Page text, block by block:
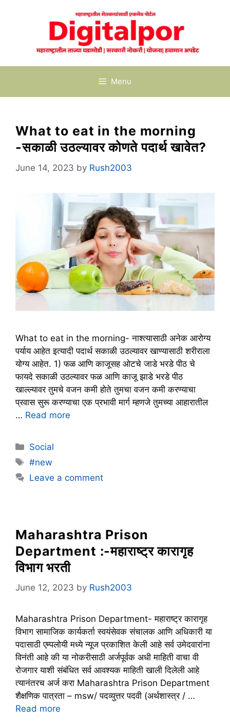
Menu
What to eat in the morning
-सकाळी उठल्यावर कोणते पदार्थ खावेत?
June 14, 2023 by Rush2003
What to eat in the morning- नाश्त्यासाठी अनेक आरोग्य
पर्याय आहेत इत्यादी पदार्थ सकाळी उठल्यावर खाण्यासाठी शरीराला
योग्य आहेत. 1) फळ आणि काजूसह ओटचे जाडे भरडे पीठ चे
फायदे सकाळी उठल्यावर फळ आणि काजू झाडे भरडे पीठ
खाल्ल्यावर तुमचे वजन कमी होते तुमचा वजन कमी करण्याचा
प्रवास सुरू करण्याचा एक प्रभावी मार्ग म्हणजे तुमच्या आहारातील
… Read more
Categories
Social
Tags
#new
Leave a comment
Maharashtra Prison
Department :-महाराष्ट्र कारागृह
विभाग भरती
June 12, 2023 by Rush2003
Maharashtra Prison Department- महाराष्ट्र कारागृह
विभाग सामाजिक कार्यकर्ता स्वयंसेवक संचालक आणि अधिकारी या
पदासाठी एम्पलोयी मध्ये न्यूज प्रकाशित केली आहे सर्व उमेदवारांना
विनंती आहे की या नोकरीसाठी अर्जपूर्वक अधी माहिती वाचा वी
रोजगार याशी संबंधित सर्व आवश्यक माहिती खाली दिलेली आहे
त्यानंतरच अर्ज करा Maharashtra Prison Department
शैक्षणिक पात्रता – msw/ पदव्युत्तर पदवी (अर्थशास्त्र / …
Read more